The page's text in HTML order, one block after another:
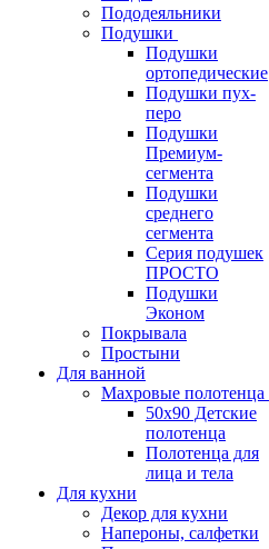
Пододеяльники
Подушки
Подушки
ортопедические
Подушки пух-
перо
Подушки
Премиум-
сегмента
Подушки
среднего
сегмента
Серия подушек
ПРОСТО
Подушки
Эконом
Покрывала
Простыни
Для ванной
Махровые полотенца
50х90 Детские
полотенца
Полотенца для
лица и тела
Для кухни
Декор для кухни
Напероны, салфетки